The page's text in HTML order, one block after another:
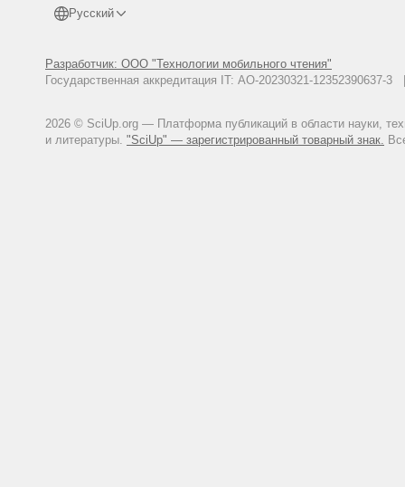
Русский
Разработчик: ООО "Технологии мобильного чтения"
Государственная аккредитация IT: АО-20230321-
2026 © SciUp.org — Платформа публикаций в области науки,
и литературы. "SciUp" — зарегистрированный товарный знак.